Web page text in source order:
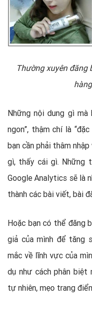
Thường xuyên đăng
Những nội dung gì mà
ngon”, thậm chí là
bạn cần phải thâm
gì, thấy cái gì. Những
Google Analytics sẽ là
thành các bài viết, bài
Hoặc bạn có thể đăng
giả của mình để tăng
mắc về lĩnh vực của
dụ như cách phân
tự nhiên, mẹo trang